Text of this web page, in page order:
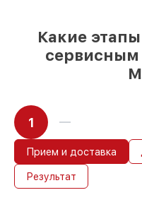
Какие
1
Прием и доставка
Результат